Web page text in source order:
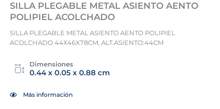
SILLA PLEGABLE METAL ASIENTO AENTO
POLIPIEL ACOLCHADO
SILLA PLEGABLE METAL ASIENTO AENTO POLIPIEL
ACOLCHADO 44X46X78CM, ALT.ASIENTO:44CM
Dimensiones
0.44 x 0.05 x 0.88 cm
Más información